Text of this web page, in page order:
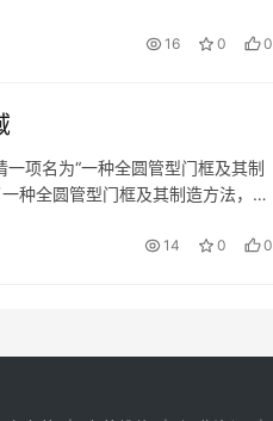
16 0 0
项名为“一种全圆管型门框及其制
种全圆管型门框及其制造方法，涉
14 0 0